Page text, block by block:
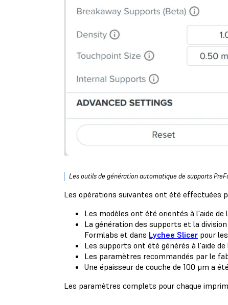
Les outils de génération automatique de supports
Les opérations suivantes ont été effectuées
Les modèles ont été orientés à l'aide
La génération des supports et la
Formlabs et dans Lychee Slicer pour
Les supports ont été générés à l'aide
Les paramètres recommandés par le
Une épaisseur de couche de 100 μm a
Les paramètres complets pour chaque